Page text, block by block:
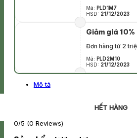
Mã: PLD1M7
HSD: 21/12/2023
Giảm giá 10%
Đơn hàng từ 2
Mã: PLD2M10
HSD: 21/12/2023
Mô tả
0/5 (0 Reviews)
HẾT HÀNG
HẾT HÀNG
HẾT HÀNG
HẾT HÀNG
HẾT HÀNG
HẾT HÀNG
HẾT HÀNG